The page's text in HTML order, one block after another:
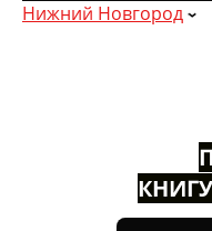
Нижний Новгород
КНИГУ